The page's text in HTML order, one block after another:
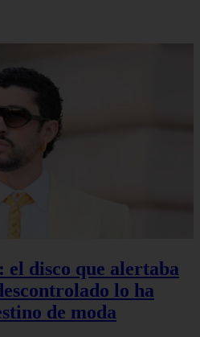
disco que alertaba
lo ha
de moda